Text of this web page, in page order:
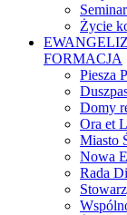
Życie
FORMACJA
Piesza
Domy
Ora et
Miasto
Nowa
Rada